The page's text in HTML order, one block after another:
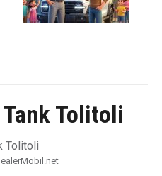
Tolitoli